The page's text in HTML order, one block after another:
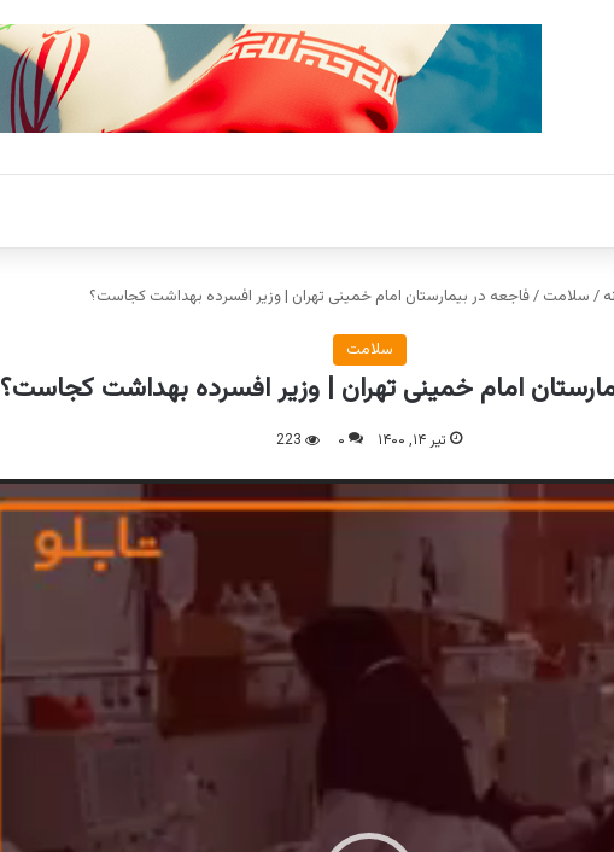
/ سلامت /فاجعه در بیمارستان امام خمینی تهران | وزیر افسرده بهداشت کجاست؟
سلامت
امام خمینی تهران | وزیر افسرده بهداشت کجاست؟
تیر ۱۴, ۱۴۰۰ ۰ 223